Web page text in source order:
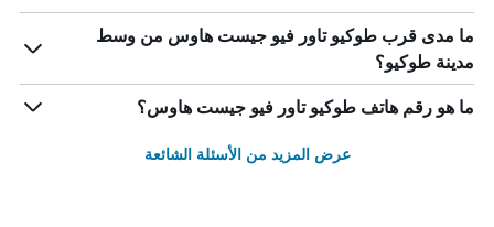
ما مدى قرب طوكيو تاور فيو جيست هاوس من وسط
مدينة طوكيو؟
ما هو رقم هاتف طوكيو تاور فيو جيست هاوس؟
عرض المزيد من الأسئلة الشائعة